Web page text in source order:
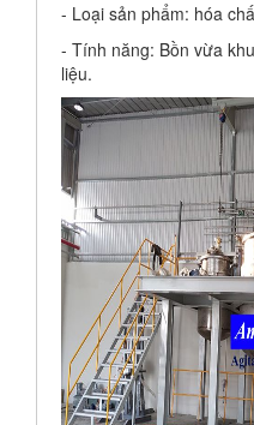
- Loại sản phẩm: hóa
- Tính năng: Bồn vừa
liệu.